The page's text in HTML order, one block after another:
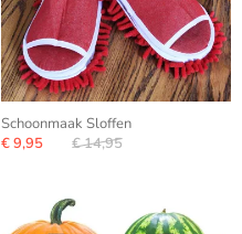
Schoonmaak Sloffen
€ 9,95
€ 14,95